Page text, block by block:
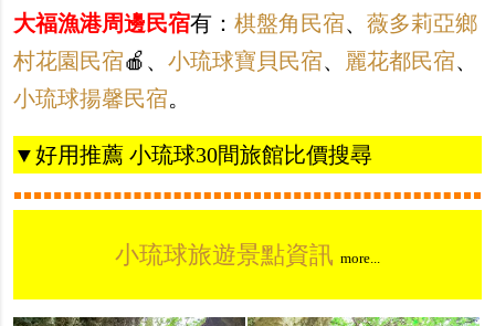
大福漁港周邊民宿有： 棋盤角民宿、 薇多莉亞鄉
村花園民宿🍎、 小琉球寶貝民宿、 麗花都民宿、
小琉球揚馨民宿。
▼好用推薦 小琉球30間旅館比價搜尋
小琉球旅遊景點資訊 more...